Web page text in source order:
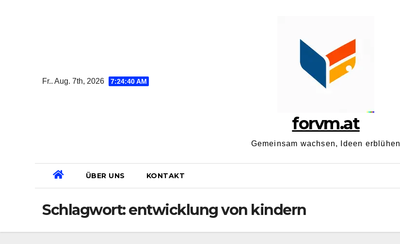
Fr.. Aug. 7th, 2026 7:24:41 AM
forvm.at
Gemeinsam wachsen, Ideen erblühen
ÜBER UNS KONTAKT
Schlagwort:entwicklung von kindern